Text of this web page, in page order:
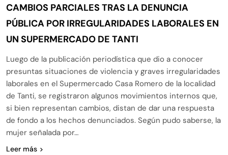
CAMBIOS PARCIALES TRAS LA DENUNCIA
PÚBLICA POR IRREGULARIDADES LABORALES EN
UN SUPERMERCADO DE TANTI
Luego de la publicación periodística que dio a conocer
presuntas situaciones de violencia y graves irregularidades
laborales en el Supermercado Casa Romero de la localidad
de Tanti, se registraron algunos movimientos internos que,
si bien representan cambios, distan de dar una respuesta
de fondo a los hechos denunciados. Según pudo saberse, la
mujer señalada por…
Leer más